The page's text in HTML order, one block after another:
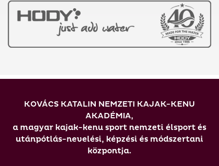
KOVÁCS KATALIN NEMZETI KAJAK-KENU
AKADÉMIA,
a magyar kajak-kenu sport nemzeti élsport és
utánpótlás-nevelési, képzési és módszertani
központja.